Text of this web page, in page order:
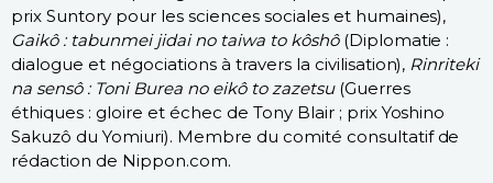
prix Suntory pour les sciences sociales et humaines),
Gaikô : tabunmei jidai no taiwa to kôshô(Diplomatie :
dialogue et négociations à travers la civilisation), Rinriteki
na sensô : Toni Burea no eikô to zazetsu(Guerres
éthiques : gloire et échec de Tony Blair ; prix Yoshino
Sakuzô du Yomiuri). Membre du comité consultatif de
rédaction de Nippon.com.